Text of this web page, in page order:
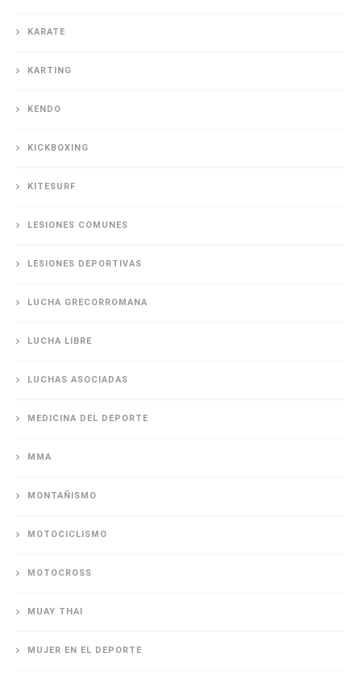
KARATE
KARTING
KENDO
KICKBOXING
KITESURF
LESIONES COMUNES
LESIONES DEPORTIVAS
LUCHA GRECORROMANA
LUCHA LIBRE
LUCHAS ASOCIADAS
MEDICINA DEL DEPORTE
MMA
MONTAÑISMO
MOTOCICLISMO
MOTOCROSS
MUAY THAI
MUJER EN EL DEPORTE